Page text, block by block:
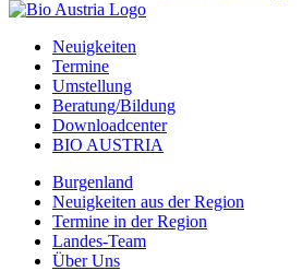
Neuigkeiten
Termine
Umstellung
Beratung/Bildung
Downloadcenter
BIO AUSTRIA
Burgenland
Neuigkeiten aus der Region
Termine in der Region
Landes-Team
Über Uns